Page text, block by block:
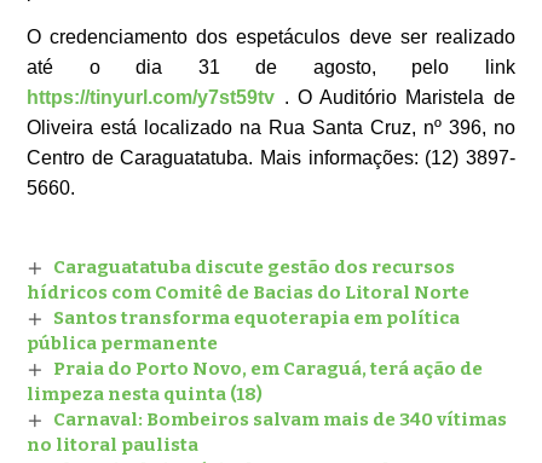
O credenciamento dos espetáculos deve ser realizado
até o dia 31 de agosto, pelo link
https://tinyurl.com/y7st59tv . O Auditório Maristela de
Oliveira está localizado na Rua Santa Cruz, nº 396, no
Centro de Caraguatatuba. Mais informações: (12) 3897-
5660.
Caraguatatuba discute gestão dos recursos
hídricos com Comitê de Bacias do Litoral Norte
Santos transforma equoterapia em política
pública permanente
Praia do Porto Novo, em Caraguá, terá ação de
limpeza nesta quinta (18)
Carnaval: Bombeiros salvam mais de 340 vítimas
no litoral paulista